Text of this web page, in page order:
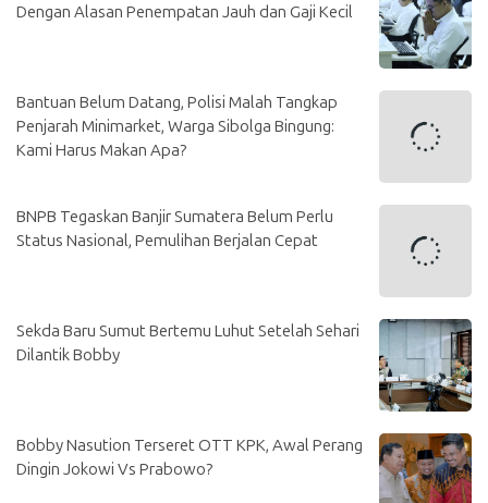
Dengan Alasan Penempatan Jauh dan Gaji Kecil
Bantuan Belum Datang, Polisi Malah Tangkap
Penjarah Minimarket, Warga Sibolga Bingung:
Kami Harus Makan Apa?
BNPB Tegaskan Banjir Sumatera Belum Perlu
Status Nasional, Pemulihan Berjalan Cepat
Sekda Baru Sumut Bertemu Luhut Setelah Sehari
Dilantik Bobby
Bobby Nasution Terseret OTT KPK, Awal Perang
Dingin Jokowi Vs Prabowo?